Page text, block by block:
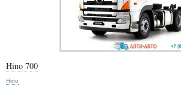
Hino 700
Hino